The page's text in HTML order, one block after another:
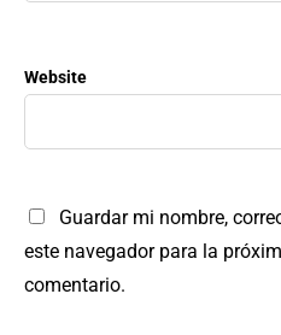
Website
Guardar mi nombre,
este navegador para la
comentario.